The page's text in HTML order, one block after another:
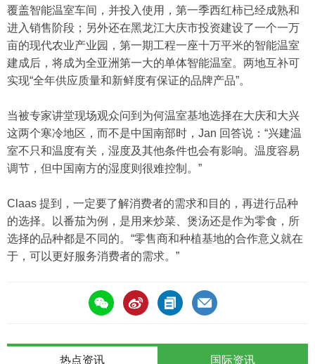
覆盖智能温室车间，并投入使用，第一季西红柿已经成熟和
进入销售阶段；另外还在黑龙江大庆市投资建设了一个一万
亩的现代农业产业园，第一期工程一座十万平米的智能温室
建成后，将成为全亚洲第一大的单体智能温室。两地互补可
实现“全年供应质量和新鲜度有保证的品牌产品”。
当被专家讲堂现场观众问到为何温室基地选择在大庆和大兴
这两个寒冷地区，而不是中国南部时，Jan 回答说：“兴建温
室不只和温度有关，湿度及其他条件也会有影响。温度容易
调节，但中国南方的湿度则很难控制。”
Claas 提到，一定要了解消费者的需求和目的，再进行品种
的选择。以番茄为例，是用来炒菜、煲汤还是作为零食，所
选择的品种都是不同的。“零售商和种植基地的合作意义就在
于，可以更好服务消费者的需求。”
热点资讯 国际资讯